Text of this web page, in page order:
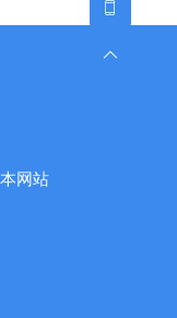
网站